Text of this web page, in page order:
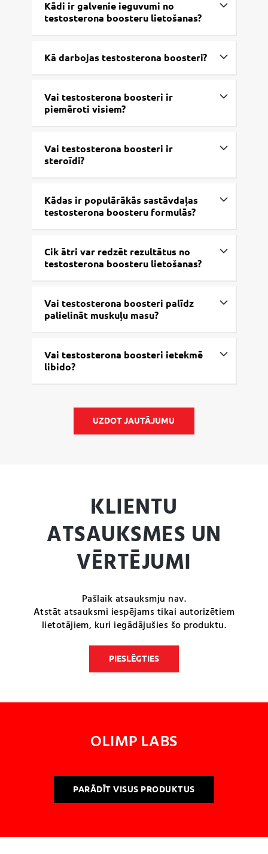
Kādi ir galvenie ieguvumi no
testosterona boosteru lietošanas?
Kā darbojas testosterona boosteri?
Vai testosterona boosteri ir
piemēroti visiem?
Vai testosterona boosteri ir
steroīdi?
Kādas ir populārākās sastāvdaļas
testosterona boosteru formulās?
Cik ātri var redzēt rezultātus no
testosterona boosteru lietošanas?
Vai testosterona boosteri palīdz
palielināt muskuļu masu?
Vai testosterona boosteri ietekmē
libido?
UZDOT JAUTĀJUMU
KLIENTU
ATSAUKSMES UN
VĒRTĒJUMI
Pašlaik atsauksmju nav.
Atstāt atsauksmi iespējams tikai autorizētiem
lietotājiem, kuri iegādājušies šo produktu.
PIESLĒGTIES
OLIMP LABS
PARĀDĪT VISUS PRODUKTUS